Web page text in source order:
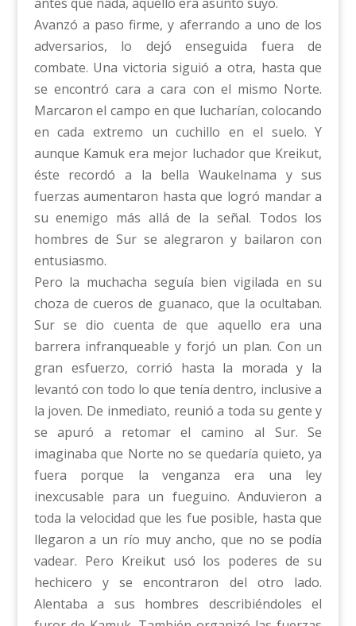
Avanzó a paso firme, y aferrando a uno de los
adversarios, lo dejó enseguida fuera de
combate. Una victoria siguió a otra, hasta que
se encontró cara a cara con el mismo Norte.
Marcaron el campo en que lucharían, colocando
en cada extremo un cuchillo en el suelo. Y
aunque Kamuk era mejor luchador que Kreikut,
éste recordó a la bella Waukelnama y sus
fuerzas aumentaron hasta que logró mandar a
su enemigo más allá de la señal. Todos los
hombres de Sur se alegraron y bailaron con
entusiasmo.
Pero la muchacha seguía bien vigilada en su
choza de cueros de guanaco, que la ocultaban.
Sur se dio cuenta de que aquello era una
barrera infranqueable y forjó un plan. Con un
gran esfuerzo, corrió hasta la morada y la
levantó con todo lo que tenía dentro, inclusive a
la joven. De inmediato, reunió a toda su gente y
se apuró a retomar el camino al Sur. Se
imaginaba que Norte no se quedaría quieto, ya
fuera porque la venganza era una ley
inexcusable para un fueguino. Anduvieron a
toda la velocidad que les fue posible, hasta que
llegaron a un río muy ancho, que no se podía
vadear. Pero Kreikut usó los poderes de su
hechicero y se encontraron del otro lado.
Alentaba a sus hombres describiéndoles el